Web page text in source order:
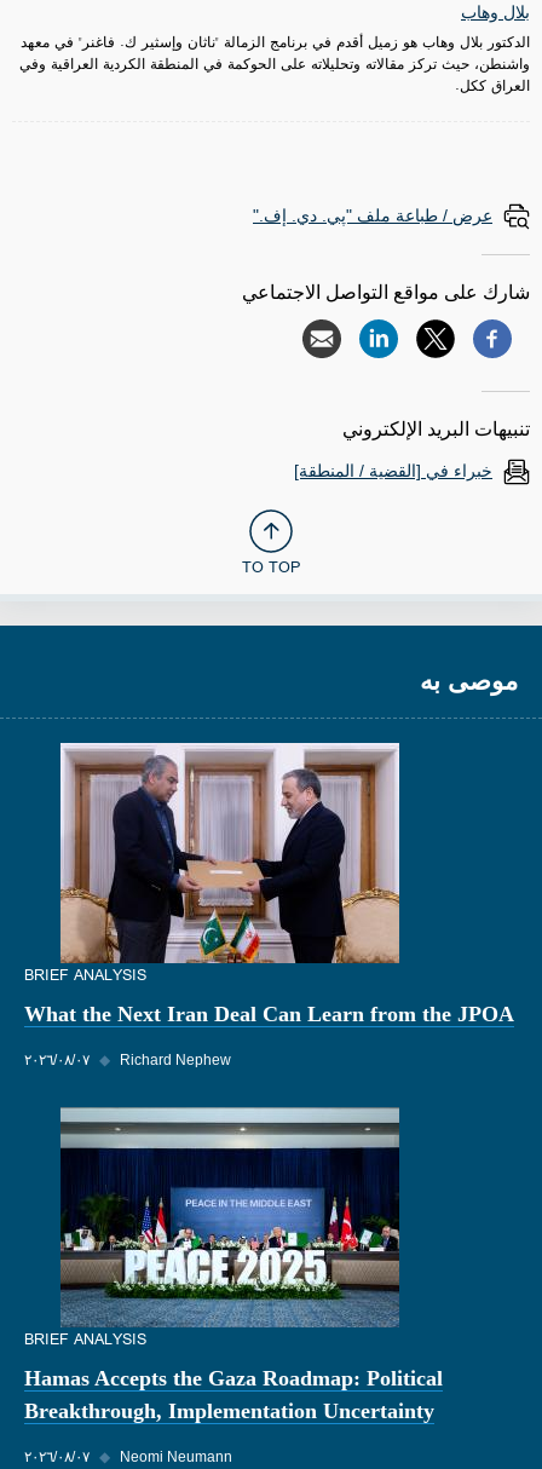
بلال وهاب
الدكتور بلال وهاب هو زميل أقدم في برنامج الزمالة "ناثان وإسثير ك. فاغنر" في معهد
واشنطن، حيث تركز مقالاته وتحليلاته على الحوكمة في المنطقة الكردية العراقية وفي
العراق ككل.
عرض / طباعة ملف "پي. دي. إف."
شارك على مواقع التواصل الاجتماعي
تنبيهات البريد الإلكتروني
خبراء في [القضية / المنطقة]
TO TOP
موصى به
BRIEF ANALYSIS
What the Next Iran Deal Can Learn from the JPOA
٠٧‏/٠٨‏/٢٠٢٦ ◆ Richard Nephew
BRIEF ANALYSIS
Hamas Accepts the Gaza Roadmap: Political
Breakthrough, Implementation Uncertainty
٠٧‏/٠٨‏/٢٠٢٦ ◆ Neomi Neumann